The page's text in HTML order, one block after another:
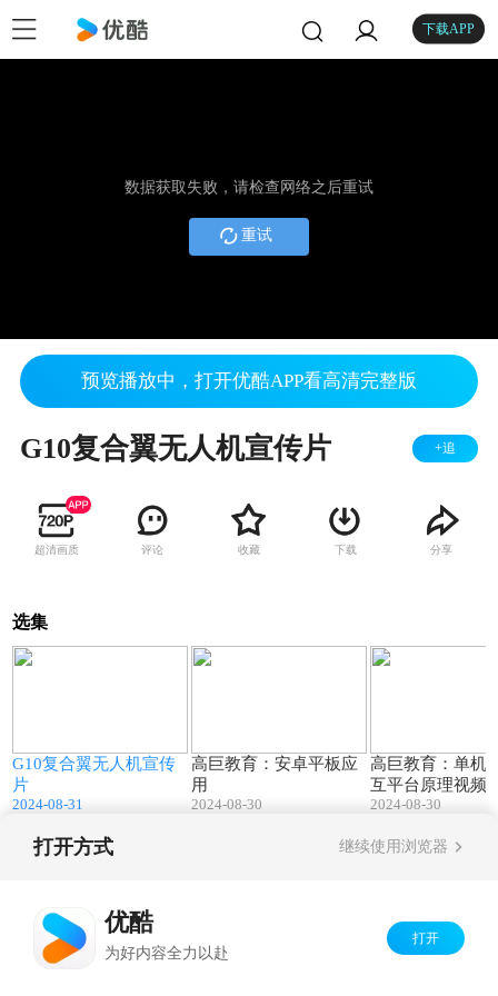
下载APP
数据获取失败，请检查网络之后重试
重试
预览播放中，打开优酷APP看高清完整版
G10复合翼无人机宣传片 +追
超清画质 评论 收藏 下载 分享
选集
G10复合翼无人机宣传
片
2024-08-31
高巨教育：安卓平板应
用
2024-08-30
高巨教育：单机
互平台原理视频
2024-08-30
打开方式 继续使用浏览器
优酷
为好内容全力以赴
打开